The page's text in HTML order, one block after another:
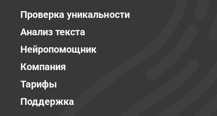
Проверка уникальности
Анализ текста
Нейропомощник
Компания
Тарифы
Поддержка